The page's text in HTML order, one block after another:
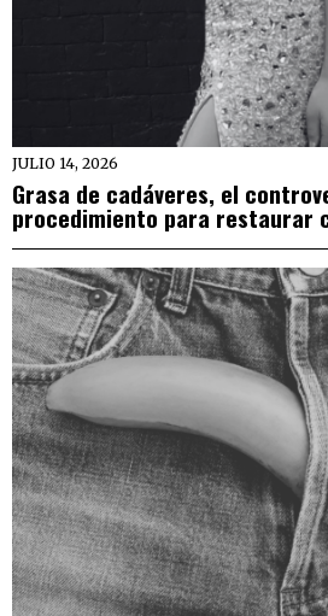
JULIO 14, 2026
Grasa de cadáveres, el
procedimiento para restaurar